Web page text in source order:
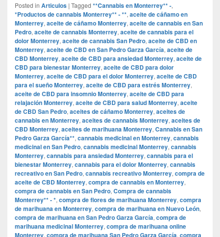
Posted in Articulos | Tagged **Cannabis en Monterrey** -,
*Productos de cannabis Monterrey** - **, aceite de cáñamo en
Monterrey, aceite de cáñamo Monterrey, aceite de cannabis en San
Pedro, aceite de cannabis Monterrey, aceite de cannabis para el
dolor Monterrey, aceite de cannabis San Pedro, aceite de CBD en
Monterrey, aceite de CBD en San Pedro Garza García, aceite de
CBD Monterrey, aceite de CBD para ansiedad Monterrey, aceite de
CBD para bienestar Monterrey, aceite de CBD para dolor
Monterrey, aceite de CBD para el dolor Monterrey, aceite de CBD
para el sueño Monterrey, aceite de CBD para estrés Monterrey,
aceite de CBD para insomnio Monterrey, aceite de CBD para
relajación Monterrey, aceite de CBD para salud Monterrey, aceite
de CBD San Pedro, aceites de cáñamo Monterrey, aceites de
cannabis en Monterrey, aceites de cannabis Monterrey, aceites de
CBD Monterrey, aceites de marihuana Monterrey, Cannabis en San
Pedro Garza García**, cannabis medicinal en Monterrey, cannabis
medicinal en San Pedro, cannabis medicinal Monterrey, cannabis
Monterrey, cannabis para ansiedad Monterrey, cannabis para el
bienestar Monterrey, cannabis para el dolor Monterrey, cannabis
recreativo en San Pedro, cannabis recreativo Monterrey, compra de
aceite de CBD Monterrey, compra de cannabis en Monterrey,
compra de cannabis en San Pedro, Compra de cannabis
Monterrey** - *, compra de flores de marihuana Monterrey, compra
de marihuana en Monterrey, compra de marihuana en Nuevo León,
compra de marihuana en San Pedro Garza García, compra de
marihuana medicinal Monterrey, compra de marihuana online
Monterrey, compra de marihuana San Pedro Garza García, compra